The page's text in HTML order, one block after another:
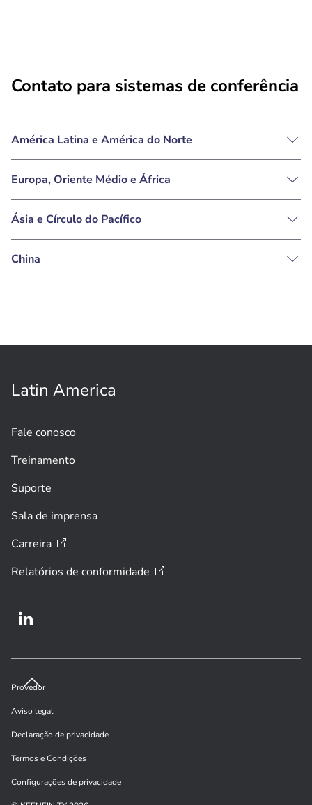
Contato para sistemas de conferência
América Latina e América do Norte
Europa, Oriente Médio e África
Ásia e Círculo do Pacífico
China
Latin America
Fale conosco
Treinamento
Suporte
Sala de imprensa
Carreira
Relatórios de conformidade
Provedor
Aviso legal
Declaração de privacidade
Termos e Condições
Configurações de privacidade